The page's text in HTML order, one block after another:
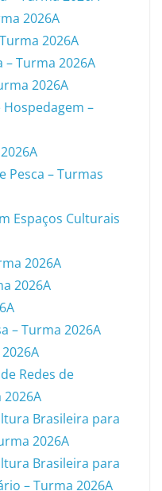
2026A
2026A
Turma 2026A
2026A
–
Pesca – Turmas
Espaços Culturais
2026A
2026A
– Turma 2026A
Redes de
Brasileira para
2026A
Brasileira para
– Turma 2026A